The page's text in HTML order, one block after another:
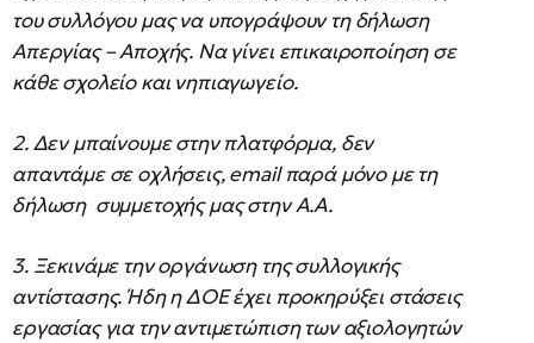
του συλλόγου μας να υπογράψουν τη δήλωση
Απεργίας – Αποχής. Να γίνει επικαιροποίηση σε
κάθε σχολείο και νηπιαγωγείο.
2. Δεν μπαίνουμε στην πλατφόρμα, δεν
απαντάμε σε οχλήσεις, email παρά μόνο με τη
δήλωση συμμετοχής μας στην Α.Α.
3. Ξεκινάμε την οργάνωση της συλλογικής
αντίστασης. Ήδη η ΔΟΕ έχει προκηρύξει στάσεις
εργασίας για την αντιμετώπιση των αξιολογητών